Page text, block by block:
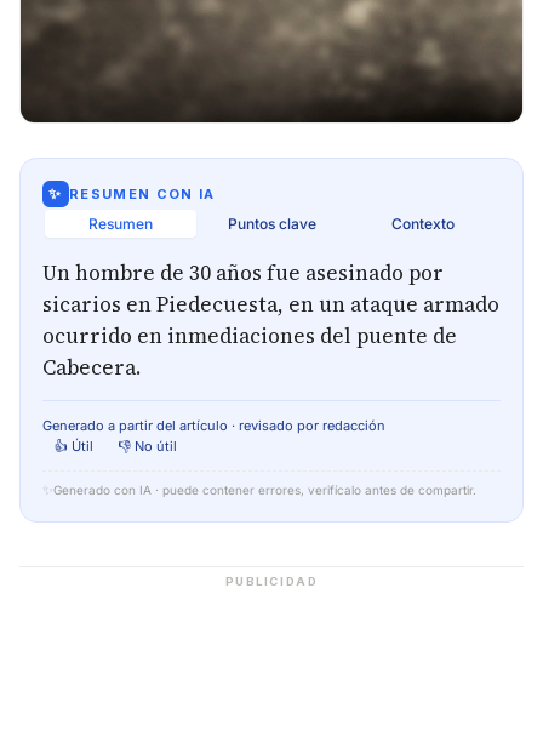
✨ RESUMEN CON IA
Resumen Puntos clave Contexto
Un hombre de 30 años fue asesinado por
sicarios en Piedecuesta, en un ataque armado
ocurrido en inmediaciones del puente de
Cabecera.
Generado a partir del artículo · revisado por redacción
👍 Útil
👎 No útil
✨ Generado con IA · puede contener errores, verifícalo antes de compartir.
PUBLICIDAD